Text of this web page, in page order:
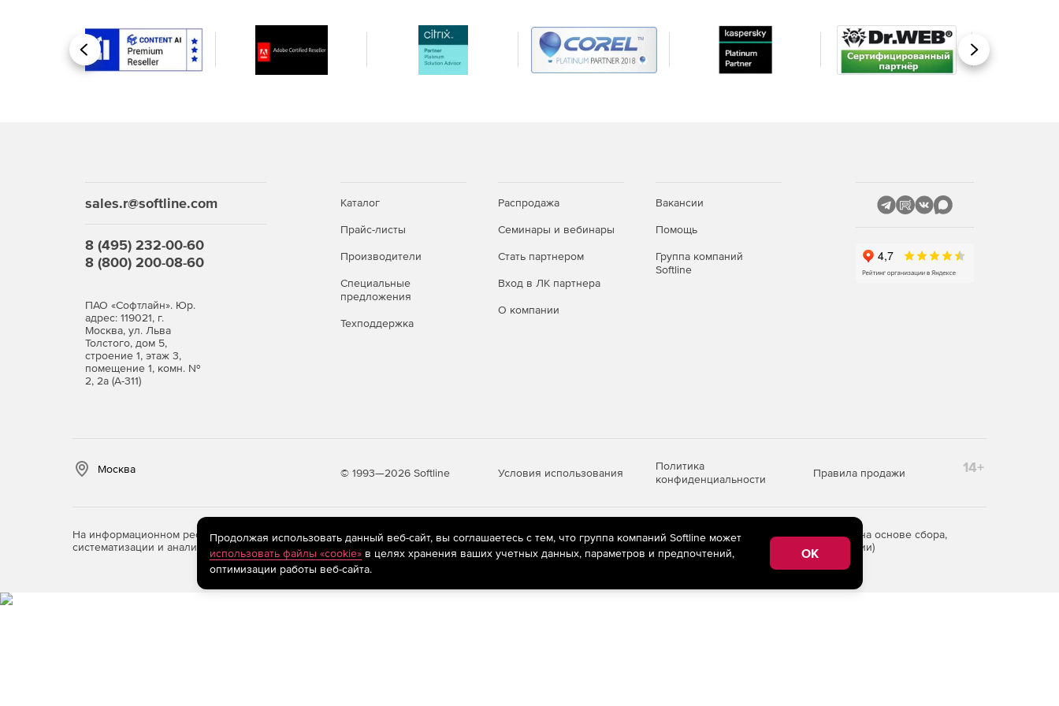
Результаты расчета в виде набора таблиц для печати.
Назад Вперед
sales.r@softline.com
8 (495) 232-00-60
8 (800) 200-08-60
ПАО «Софтлайн». Юр.
адрес: 119021, г.
Москва, ул. Льва
Толстого, дом 5,
строение 1, этаж 3,
помещение 1, комн. №
2, 2а (А-311)
Каталог
Прайс-листы
Производители
Специальные
предложения
Техподдержка
Распродажа
Семинары и вебинары
Стать партнером
Вход в ЛК партнера
О компании
Вакансии
Помощь
Группа компаний
Softline
Москва © 1993—2026 Softline Условия использования
Политика
конфиденциальности
Правила продажи 14+
На информационном ресурсе store.softline.ru применяютсярекомендательные технологии(информационные технологии предоставления информации на основе сбора,
систематизации и анализа сведений, относящихся к предпочтениям пользователей сети «Интернет», находящихся на территории Российской Федерации)
Продолжая использовать данный веб-сайт, вы соглашаетесь с тем, что группа компаний Softline может
использовать файлы «cookie»в целях хранения ваших учетных данных, параметров и предпочтений,
оптимизации работы веб-сайта.
OK